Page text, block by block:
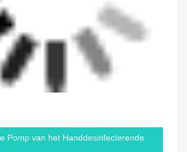
Pomp van het Handdesinfecterende